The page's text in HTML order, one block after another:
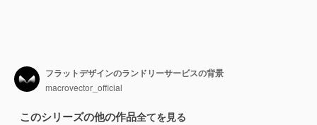
フラットデザインのランドリーサービスの背景
macrovector_official
このシリーズの他の作品全てを見る